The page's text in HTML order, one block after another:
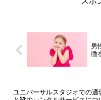
男
徴
ユニバーサルスタジオでの適